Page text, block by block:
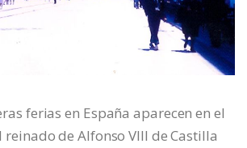
ferias en España aparecen en el
de Alfonso VIII de Castilla